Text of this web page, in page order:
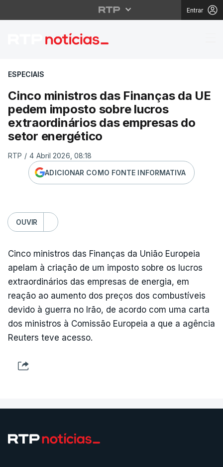
Entrar
Cinco ministros das
ESPECIAIS
Cinco ministros das Finanças da UE
pedem imposto sobre lucros
extraordinários das empresas do
setor energético
RTP / 4 Abril 2026, 08:18
ADICIONAR COMO FONTE INFORMATIVA
OUVIR
Cinco ministros das Finanças da União Europeia
apelam à criação de um imposto sobre os lucros
extraordinários das empresas de energia, em
reação ao aumento dos preços dos combustíveis
devido à guerra no Irão, de acordo com uma carta
dos ministros à Comissão Europeia a que a agência
Reuters teve acesso.